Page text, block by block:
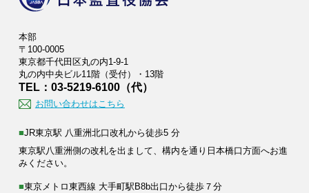
本部
〒100-0005
東京都千代田区丸の内1-9-1
丸の内中央ビル11階（受付）・13階
TEL：03-5219-6100（代）
お問い合わせはこちら
■JR東京駅 八重洲北口改札から徒歩5 分
東京駅八重洲側の改札を出まして、構内を通り日本橋口方面へお進
みください。
■東京メトロ東西線 大手町駅B8b出口から徒歩７分